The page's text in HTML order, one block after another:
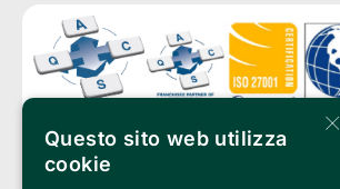
×
Questo sito web utilizza
cookie